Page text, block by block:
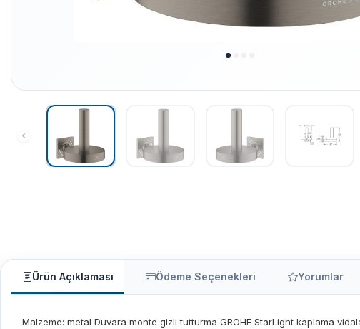
Ürün Açıklaması Ödeme Seçenekleri Yorumlar
Malzeme: metal Duvara monte gizli tutturma GROHE StarLight kaplama